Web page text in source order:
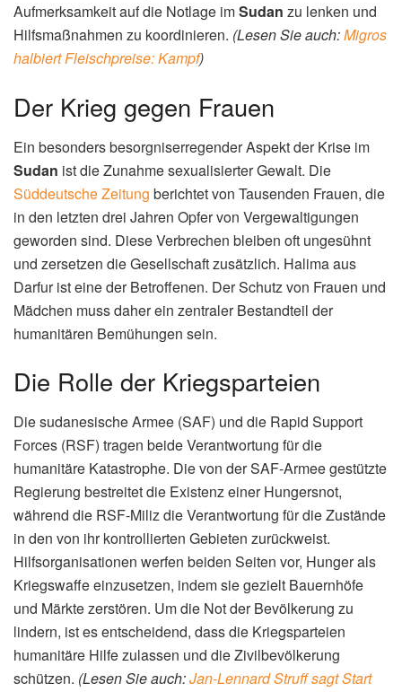
Aufmerksamkeit auf die Notlage imSudan zu lenken und
Hilfsmaßnahmen zu koordinieren. (Lesen Sie auch:Migros
halbiert Fleischpreise: Kampf)
Der Krieg gegen Frauen
Ein besonders besorgniserregender Aspekt der Krise im
Sudan ist die Zunahme sexualisierter Gewalt. Die
Süddeutsche Zeitung berichtet von Tausenden Frauen, die
in den letzten drei Jahren Opfer von Vergewaltigungen
geworden sind. Diese Verbrechen bleiben oft ungesühnt
und zersetzen die Gesellschaft zusätzlich. Halima aus
Darfur ist eine der Betroffenen. Der Schutz von Frauen und
Mädchen muss daher ein zentraler Bestandteil der
humanitären Bemühungen sein.
Die Rolle der Kriegsparteien
Die sudanesische Armee (SAF) und die Rapid Support
Forces (RSF) tragen beide Verantwortung für die
humanitäre Katastrophe. Die von der SAF-Armee gestützte
Regierung bestreitet die Existenz einer Hungersnot,
während die RSF-Miliz die Verantwortung für die Zustände
in den von ihr kontrollierten Gebieten zurückweist.
Hilfsorganisationen werfen beiden Seiten vor, Hunger als
Kriegswaffe einzusetzen, indem sie gezielt Bauernhöfe
und Märkte zerstören. Um die Not der Bevölkerung zu
lindern, ist es entscheidend, dass die Kriegsparteien
humanitäre Hilfe zulassen und die Zivilbevölkerung
schützen. (Lesen Sie auch:Jan-Lennard Struff sagt Start